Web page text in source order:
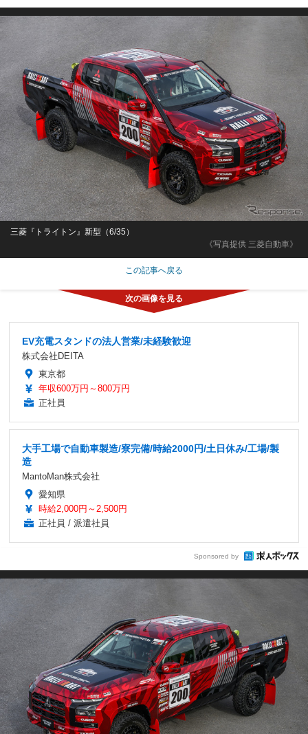
《写真提供 三菱自動車》
三菱『トライトン』新型（6/35）
この記事へ戻る
EV充電スタンドの法人営業/未経験歓迎
株式会社DEITA
東京都
年収600万円～800万円
正社員
大手工場で自動車製造/寮完備/時給2000円/土日休み/工場/製
造
MantoMan株式会社
愛知県
時給2,000円～2,500円
正社員 / 派遣社員
Sponsored by